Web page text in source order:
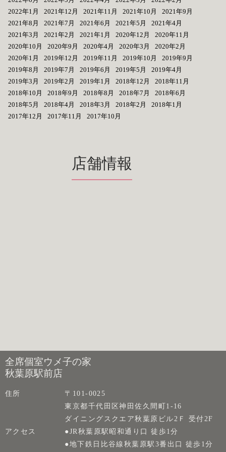
2022年1月
2021年12月 2021年11月 2021年10月
2021年9月
2021年8月
2021年7月 2021年6月 2021年5月
2021年4月
2021年3月
2021年2月 2021年1月 2020年12月
2020年11月
2020年10月
2020年9月 2020年4月 2020年3月
2020年2月
2020年1月
2019年12月 2019年11月 2019年10月
2019年9月
2019年8月
2019年7月 2019年6月 2019年5月
2019年4月
2019年3月
2019年2月 2019年1月 2018年12月
2018年11月
2018年10月
2018年9月 2018年8月 2018年7月
2018年6月
2018年5月
2018年4月 2018年3月 2018年2月
2018年1月
2017年12月
2017年11月 2017年10月
店舗情報
全席個室ウメ子の家
秋葉原駅前店
住所
〒101-0025
東京都千代田区神田佐久間町1-16
ダイニングスクエア秋葉原ビル2Ｆ 受付2F
アクセス
●JR秋葉原駅昭和通り口 徒歩1分
●地下鉄日比谷線秋葉原駅3番出口 徒歩1分